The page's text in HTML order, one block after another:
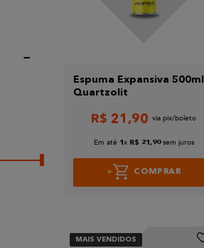
Espuma Expansiva 500ml
Quartzolit
R$ 21 ,90
Em até 1 x R$ 21 ,90 sem juros
COMPRAR
MAIS VENDIDOS